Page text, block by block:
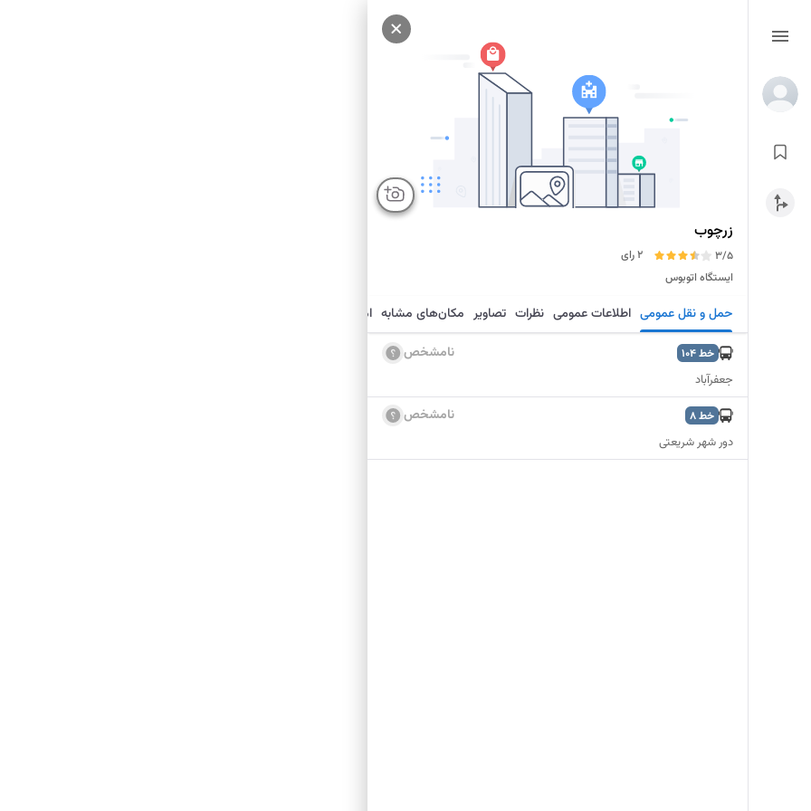
زرچوب
3/5
2 رای
ایستگاه اتوبوس
حمل و نقل عمومی اطلاعات عمومی نظرات تصاویر مکان‌های مشابه امکانات نزدیک
خط104 نامشخص
جعفرآباد
خط8 نامشخص
دور شهر شریعتی